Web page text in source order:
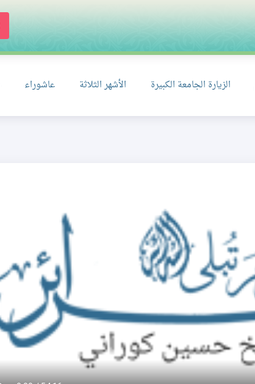
الزيارة الجامعة الكبيرة الأشهر الثلاثة عاشوراء